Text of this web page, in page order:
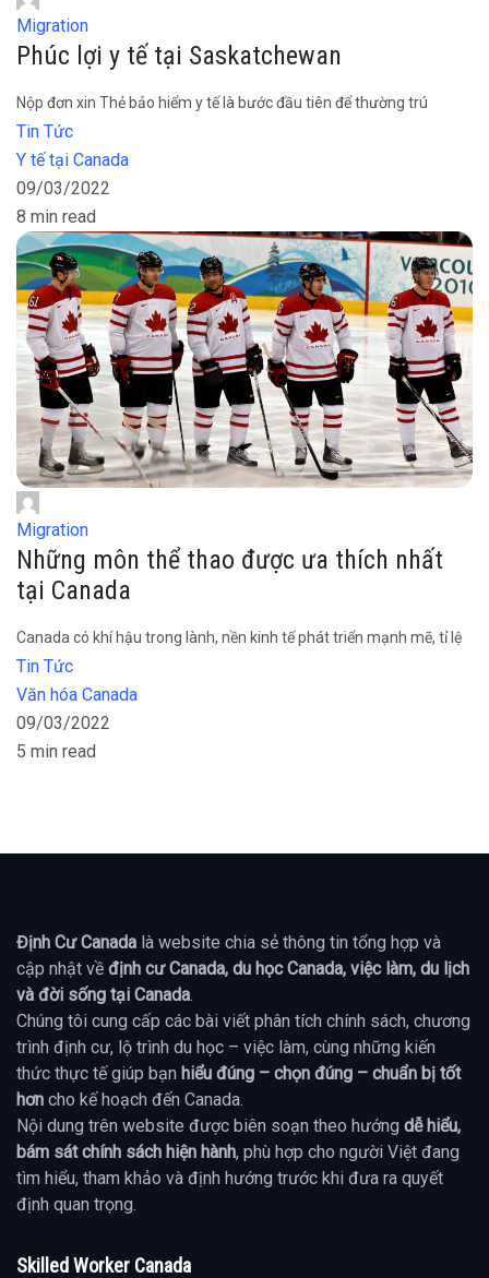
Migration
Phúc lợi y tế tại Saskatchewan
Nộp đơn xin Thẻ bảo hiểm y tế là bước đầu tiên để thường trú
Tin Tức
Y tế tại Canada
09/03/2022
8 min read
Migration
Những môn thể thao được ưa thích nhất
tại Canada
Canada có khí hậu trong lành, nền kinh tế phát triển mạnh mẽ, tỉ lệ
Tin Tức
Văn hóa Canada
09/03/2022
5 min read
Định Cư Canada là website chia sẻ thông tin tổng hợp và
cập nhật về định cư Canada, du học Canada, việc làm, du lịch
và đời sống tại Canada
Chúng tôi cung cấp các bài viết phân tích chính sách, chương
trình định cư, lộ trình du học – việc làm, cùng những kiến
thức thực tế giúp bạn hiểu đúng – chọn đúng – chuẩn bị tốt
hơn cho kế hoạch đến Canada.
Nội dung trên website được biên soạn theo hướng dễ hiểu,
bám sát chính sách hiện hành, phù hợp cho người Việt đang
tìm hiểu, tham khảo và định hướng trước khi đưa ra quyết
định quan trọng.
Skilled Worker Canada